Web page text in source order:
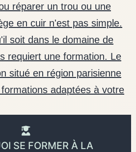
réparer un trou ou une
en cuir n'est pas simple.
soit dans le domaine de
requiert une formation. Le
situé en région parisienne
adaptées à votre
SE FORMER À LA